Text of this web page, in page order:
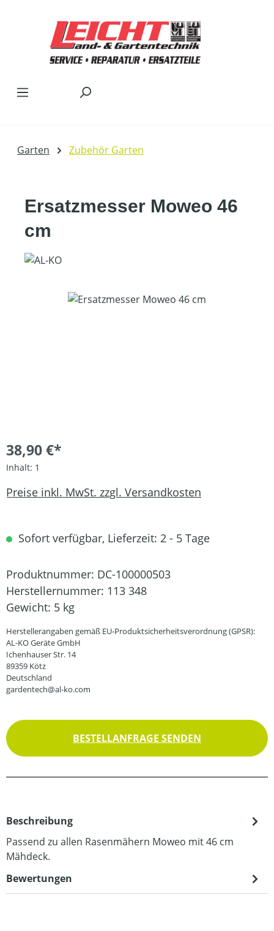
Garten Zubehör Garten
Ersatzmesser Moweo 46
cm
Bildergalerie überspringen
38,90 €*
Inhalt: 1
Preise inkl. MwSt. zzgl. Versandkosten
Sofort verfügbar, Lieferzeit: 2 - 5 Tage
Produktnummer: DC-100000503
Herstellernummer: 113 348
Gewicht: 5 kg
Herstellerangaben gemäß EU-Produktsicherheitsverordnung (GPSR):
AL-KO Geräte GmbH
Ichenhauser Str. 14
89359 Kötz
Deutschland
gardentech@al-ko.com
BESTELLANFRAGE SENDEN
Beschreibung
Passend zu allen Rasenmähern Moweo mit 46 cm
Mähdeck.
Bewertungen